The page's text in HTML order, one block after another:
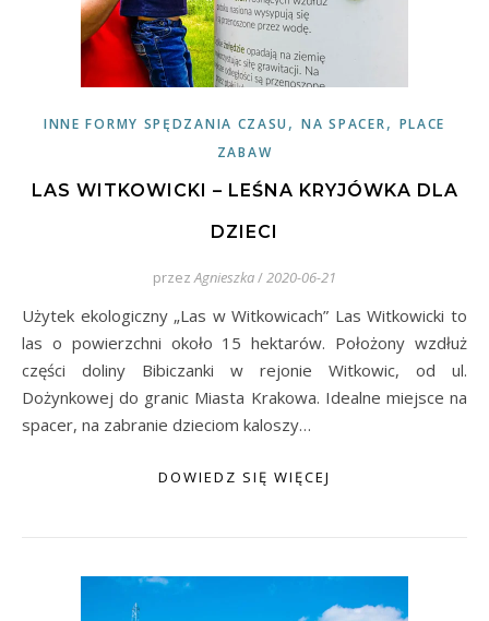
INNE FORMY SPĘDZANIA CZASU ,NA SPACER, PLACE
ZABAW
LAS WITKOWICKI – LEŚNA KRYJÓWKA DLA
DZIECI
przez Agnieszka/2020-06-21
Użytek ekologiczny „Las w Witkowicach” Las Witkowicki to
las o powierzchni około 15 hektarów. Położony wzdłuż
części doliny Bibiczanki w rejonie Witkowic, od ul.
Dożynkowej do granic Miasta Krakowa. Idealne miejsce na
spacer, na zabranie dzieciom kaloszy…
DOWIEDZ SIĘ WIĘCEJ